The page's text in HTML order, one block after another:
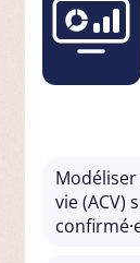
vie (ACV)